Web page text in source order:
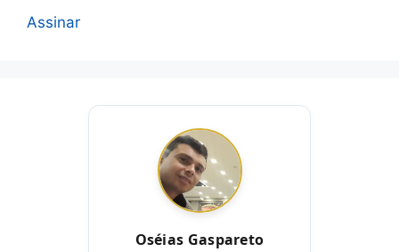
Assinar
Oséias Gaspareto